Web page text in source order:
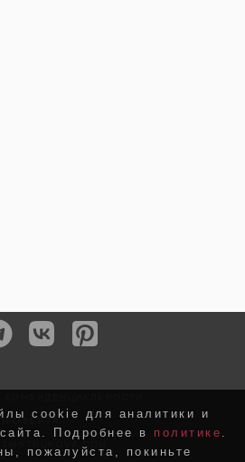
cookie для аналитики и
Подробнее в политике .
пожалуйста, покиньте
ОФЕРТА